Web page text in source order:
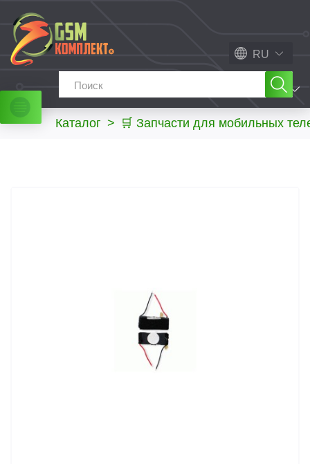
RU
МЕНЮ
Каталог > 🛒 Запчасти для мобильных